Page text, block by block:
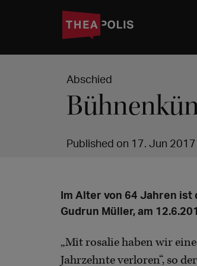
Abschied
Published on 17. Jun 2017
Im Alter von 64 Jahren
Gudrun Müller, am
„Mit rosalie haben wir
Jahrzehnte verloren“, so